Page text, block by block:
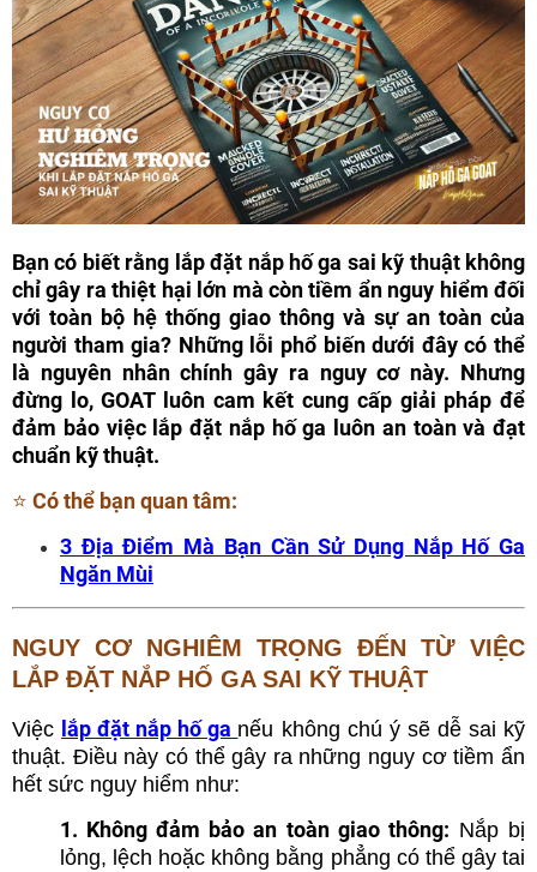
Bạn có biết rằng lắp đặt nắp hố ga sai kỹ thuật không
chỉ gây ra thiệt hại lớn mà còn tiềm ẩn nguy hiểm đối
với toàn bộ hệ thống giao thông và sự an toàn của
người tham gia? Những lỗi phổ biến dưới đây có thể
là nguyên nhân chính gây ra nguy cơ này. Nhưng
đừng lo, GOAT luôn cam kết cung cấp giải pháp để
đảm bảo việc lắp đặt nắp hố ga luôn an toàn và đạt
chuẩn kỹ thuật.
⭐ Có thể bạn quan tâm:
3 Địa Điểm Mà Bạn Cần Sử Dụng Nắp Hố Ga
Ngăn Mùi
NGUY CƠ NGHIÊM TRỌNG ĐẾN TỪ VIỆC
LẮP ĐẶT NẮP HỐ GA SAI KỸ THUẬT
Việc lắp đặt nắp hố ga nếu không chú ý sẽ dễ sai kỹ
thuật. Điều này có thể gây ra những nguy cơ tiềm ẩn
hết sức nguy hiểm như:
1. Không đảm bảo an toàn giao thông: Nắp bị
lỏng, lệch hoặc không bằng phẳng có thể gây tai